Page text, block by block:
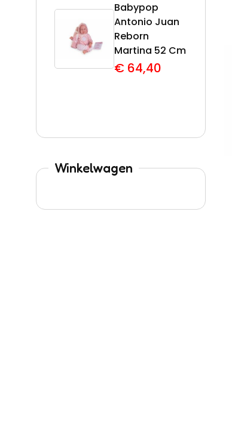
Babypop
Antonio Juan
Reborn
Martina 52 Cm
€ 64,40
Winkelwagen